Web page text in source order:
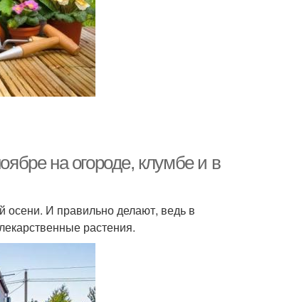
на огороде, клумбе и в
осени. И правильно делают, ведь в
растения.